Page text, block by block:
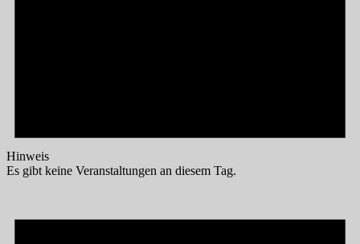
Hinweis
Es gibt keine Veranstaltungen an diesem Tag.